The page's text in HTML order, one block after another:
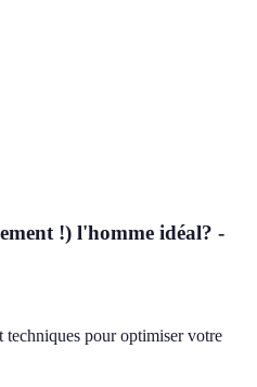
!) l'homme idéal? -
techniques pour optimiser votre